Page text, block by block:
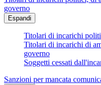
governo
Espandi
Titolari di incarichi
Titolari di incarichi di
governo
Soggetti cessati
Sanzioni per mancata